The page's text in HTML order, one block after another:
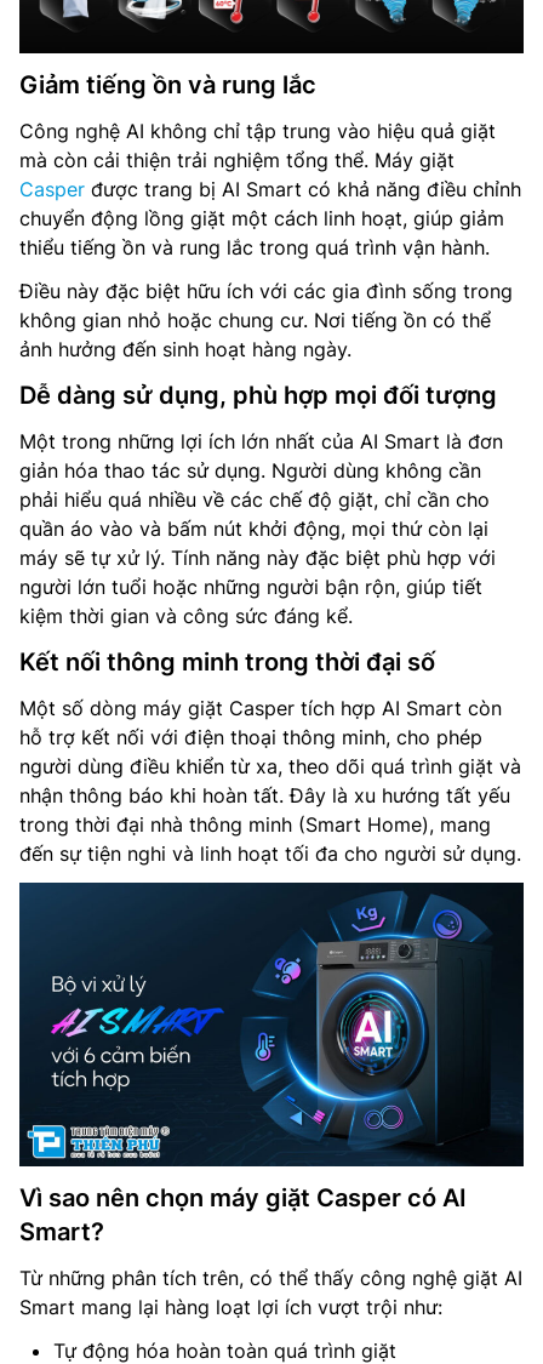
Giảm tiếng ồn và rung lắc
Công nghệ AI không chỉ tập trung vào hiệu quả giặt
mà còn cải thiện trải nghiệm tổng thể. Máy giặt
Casper được trang bị AI Smart có khả năng điều chỉnh
chuyển động lồng giặt một cách linh hoạt, giúp giảm
thiểu tiếng ồn và rung lắc trong quá trình vận hành.
Điều này đặc biệt hữu ích với các gia đình sống trong
không gian nhỏ hoặc chung cư. Nơi tiếng ồn có thể
ảnh hưởng đến sinh hoạt hàng ngày.
Dễ dàng sử dụng, phù hợp mọi đối tượng
Một trong những lợi ích lớn nhất của AI Smart là đơn
giản hóa thao tác sử dụng. Người dùng không cần
phải hiểu quá nhiều về các chế độ giặt, chỉ cần cho
quần áo vào và bấm nút khởi động, mọi thứ còn lại
máy sẽ tự xử lý. Tính năng này đặc biệt phù hợp với
người lớn tuổi hoặc những người bận rộn, giúp tiết
kiệm thời gian và công sức đáng kể.
Kết nối thông minh trong thời đại số
Một số dòng máy giặt Casper tích hợp AI Smart còn
hỗ trợ kết nối với điện thoại thông minh, cho phép
người dùng điều khiển từ xa, theo dõi quá trình giặt và
nhận thông báo khi hoàn tất. Đây là xu hướng tất yếu
trong thời đại nhà thông minh (Smart Home), mang
đến sự tiện nghi và linh hoạt tối đa cho người sử dụng.
Vì sao nên chọn máy giặt Casper có AI
Smart?
Từ những phân tích trên, có thể thấy công nghệ giặt AI
Smart mang lại hàng loạt lợi ích vượt trội như:
Tự động hóa hoàn toàn quá trình giặt